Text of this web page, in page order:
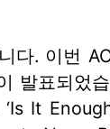
다. 이번
발표되었
‘Is It